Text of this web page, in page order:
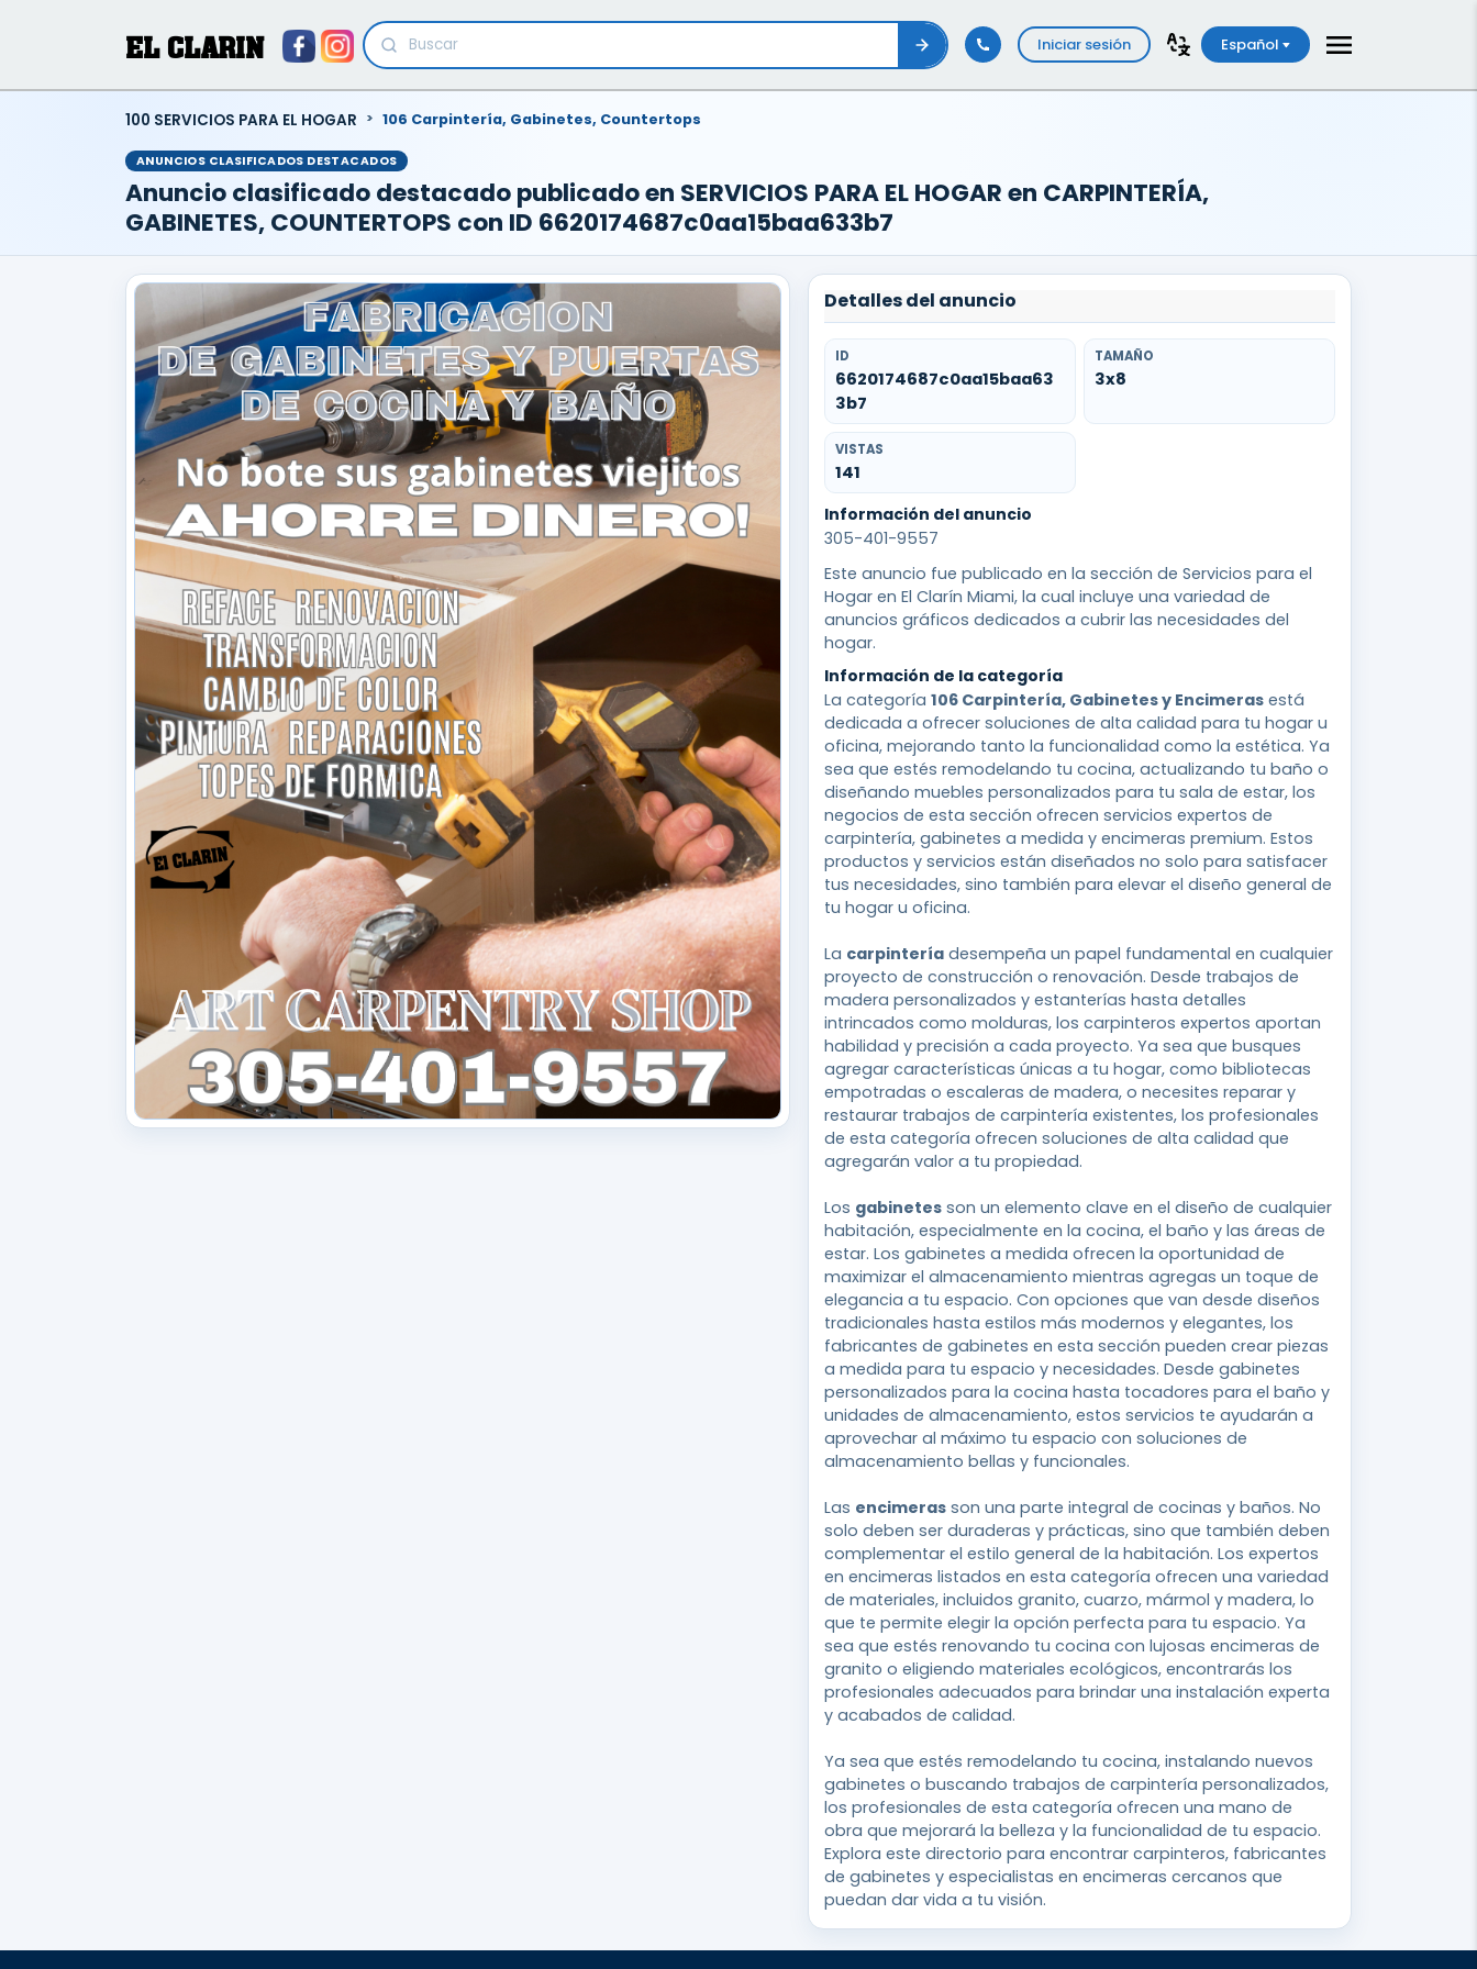
EL CLARIN Iniciar sesión Español
100 SERVICIOS PARA EL HOGAR 106 Carpintería, Gabinetes, Countertops
ANUNCIOS CLASIFICADOS DESTACADOS
Anuncio clasificado destacado publicado en SERVICIOS PARA EL HOGAR en CARPINTERÍA,
GABINETES, COUNTERTOPS con ID 6620174687c0aa15baa633b7
Detalles del anuncio
ID
6620174687c0aa15baa63
3b7
TAMAÑO
3x8
VISTAS
141
Información del anuncio
305-401-9557
Este anuncio fue publicado en la sección de Servicios para el
Hogar en El Clarín Miami, la cual incluye una variedad de
anuncios gráficos dedicados a cubrir las necesidades del
hogar.
Información de la categoría
La categoría106 Carpintería, Gabinetes y Encimeras está
dedicada a ofrecer soluciones de alta calidad para tu hogar u
oficina, mejorando tanto la funcionalidad como la estética. Ya
sea que estés remodelando tu cocina, actualizando tu baño o
diseñando muebles personalizados para tu sala de estar, los
negocios de esta sección ofrecen servicios expertos de
carpintería, gabinetes a medida y encimeras premium. Estos
productos y servicios están diseñados no solo para satisfacer
tus necesidades, sino también para elevar el diseño general de
tu hogar u oficina.
La carpintería desempeña un papel fundamental en cualquier
proyecto de construcción o renovación. Desde trabajos de
madera personalizados y estanterías hasta detalles
intrincados como molduras, los carpinteros expertos aportan
habilidad y precisión a cada proyecto. Ya sea que busques
agregar características únicas a tu hogar, como bibliotecas
empotradas o escaleras de madera, o necesites reparar y
restaurar trabajos de carpintería existentes, los profesionales
de esta categoría ofrecen soluciones de alta calidad que
agregarán valor a tu propiedad.
Los gabinetes son un elemento clave en el diseño de cualquier
habitación, especialmente en la cocina, el baño y las áreas de
estar. Los gabinetes a medida ofrecen la oportunidad de
maximizar el almacenamiento mientras agregas un toque de
elegancia a tu espacio. Con opciones que van desde diseños
tradicionales hasta estilos más modernos y elegantes, los
fabricantes de gabinetes en esta sección pueden crear piezas
a medida para tu espacio y necesidades. Desde gabinetes
personalizados para la cocina hasta tocadores para el baño y
unidades de almacenamiento, estos servicios te ayudarán a
aprovechar al máximo tu espacio con soluciones de
almacenamiento bellas y funcionales.
Las encimeras son una parte integral de cocinas y baños. No
solo deben ser duraderas y prácticas, sino que también deben
complementar el estilo general de la habitación. Los expertos
en encimeras listados en esta categoría ofrecen una variedad
de materiales, incluidos granito, cuarzo, mármol y madera, lo
que te permite elegir la opción perfecta para tu espacio. Ya
sea que estés renovando tu cocina con lujosas encimeras de
granito o eligiendo materiales ecológicos, encontrarás los
profesionales adecuados para brindar una instalación experta
y acabados de calidad.
Ya sea que estés remodelando tu cocina, instalando nuevos
gabinetes o buscando trabajos de carpintería personalizados,
los profesionales de esta categoría ofrecen una mano de
obra que mejorará la belleza y la funcionalidad de tu espacio.
Explora este directorio para encontrar carpinteros, fabricantes
de gabinetes y especialistas en encimeras cercanos que
puedan dar vida a tu visión.